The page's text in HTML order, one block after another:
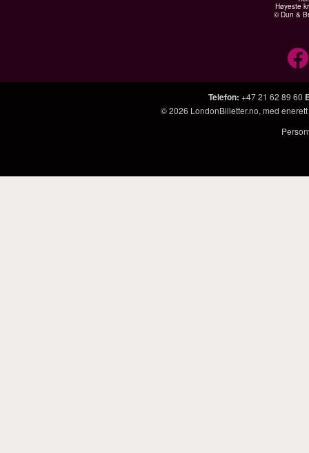
Høyeste
© Dun &
Telefon: +47 21 62 89 60
© 2026 LondonBilletter.no, med